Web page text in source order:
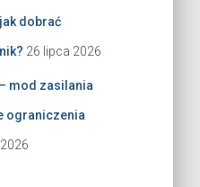
dobrać
26 lipca 2026
mod zasilania
ograniczenia